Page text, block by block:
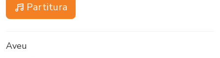
Partitura
Aveu